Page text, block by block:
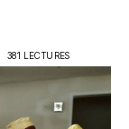
381 LECTURES